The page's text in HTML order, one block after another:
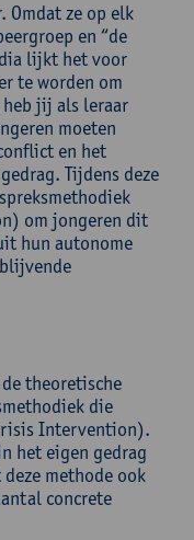
Omdat ze op elk
en “de
lijkt het voor
te worden om
jij als leraar
moeten
en het
Tijdens deze
om jongeren dit
hun autonome
theoretische
die
Intervention).
het eigen gedrag
methode ook
concrete